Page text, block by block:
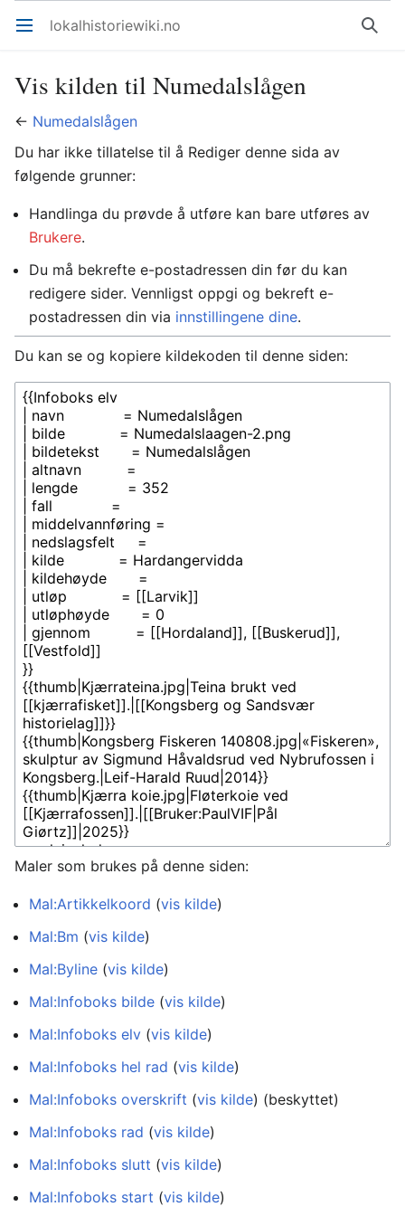
Åpne hovedmenyen lokalhistoriewiki.no Søk
Vis kilden til Numedalslågen
← Numedalslågen
Du har ikke tillatelse til å Rediger denne sida av
følgende grunner:
Handlinga du prøvde å utføre kan bare utføres av
Brukere.
Du må bekrefte e-postadressen din før du kan
redigere sider. Vennligst oppgi og bekreft e-
postadressen din via innstillingene dine.
Du kan se og kopiere kildekoden til denne siden:
Maler som brukes på denne siden:
Mal:Artikkelkoord (vis kilde)
Mal:Bm (vis kilde)
Mal:Byline (vis kilde)
Mal:Infoboks bilde (vis kilde)
Mal:Infoboks elv (vis kilde)
Mal:Infoboks hel rad (vis kilde)
Mal:Infoboks overskrift (vis kilde) (beskyttet)
Mal:Infoboks rad (vis kilde)
Mal:Infoboks slutt (vis kilde)
Mal:Infoboks start (vis kilde)